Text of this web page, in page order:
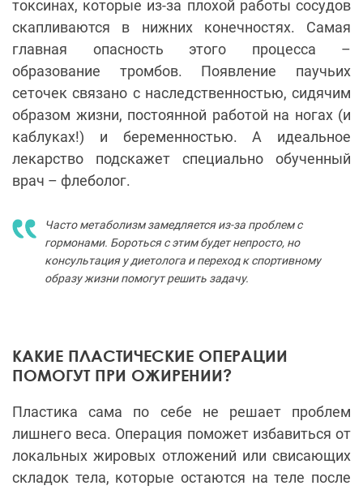
токсинах, которые из-за плохой работы сосудов
скапливаются в нижних конечностях. Самая
главная опасность этого процесса –
образование тромбов. Появление паучьих
сеточек связано с наследственностью, сидячим
образом жизни, постоянной работой на ногах (и
каблуках!) и беременностью. А идеальное
лекарство подскажет специально обученный
врач – флеболог.
Часто метаболизм замедляется из-за проблем с
гормонами. Бороться с этим будет непросто, но
консультация у диетолога и переход к спортивному
образу жизни помогут решить задачу.
КАКИЕ ПЛАСТИЧЕСКИЕ ОПЕРАЦИИ
ПОМОГУТ ПРИ ОЖИРЕНИИ?
Пластика сама по себе не решает проблем
лишнего веса. Операция поможет избавиться от
локальных жировых отложений или свисающих
складок тела, которые остаются на теле после